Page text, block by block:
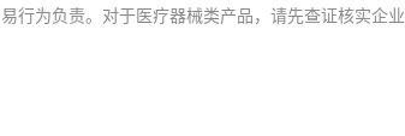
行为负责。对于医疗器械类产品，请先查证核实企业